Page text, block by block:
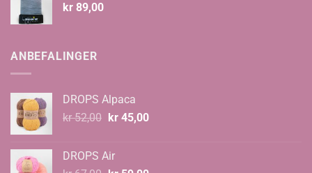
kr 89,00
ANBEFALINGER
DROPS Alpaca
kr52,00 Opprinnelig
kr 52,00.
kr45,00Nåværende
DROPS Air